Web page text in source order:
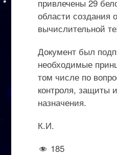
привлечены 29
области создания
вычислительной
Документ был
необходимые
том числе по
контроля, защиты
назначения.
К.И.
185